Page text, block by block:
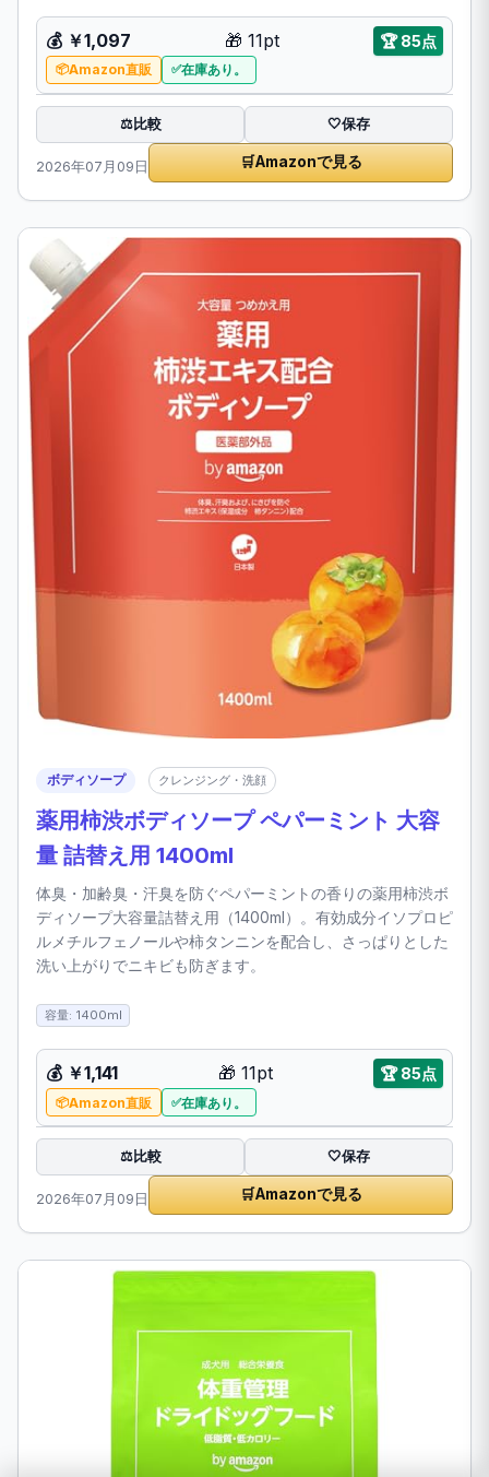
💰 ￥1,097 🎁 11pt 🏆 85点
Amazon直販 在庫あり。
⚖️比較 🤍保存
2026年07月09日 🛒Amazonで見る
ボディソープ クレンジング・洗顔
薬用柿渋ボディソープ ペパーミント 大容
量 詰替え用 1400ml
体臭・加齢臭・汗臭を防ぐペパーミントの香りの薬用柿渋ボ
ディソープ大容量詰替え用（1400ml）。有効成分イソプロピ
ルメチルフェノールや柿タンニンを配合し、さっぱりとした
洗い上がりでニキビも防ぎます。
容量: 1400ml
💰 ￥1,141 🎁 11pt 🏆 85点
Amazon直販 在庫あり。
⚖️比較 🤍保存
2026年07月09日 🛒Amazonで見る